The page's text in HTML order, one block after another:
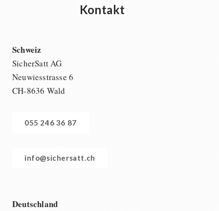
Kontakt
Schweiz
SicherSatt AG
Neuwiesstrasse 6
CH-8636 Wald
055 246 36 87
info@sichersatt.ch
Deutschland